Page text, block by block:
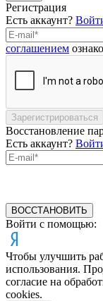
Регистрация
Есть аккаунт?
соглашением
Зарегистрироваться
Восстановление
Есть аккаунт?
ВОССТАНОВИТЬ
Войти с помощью:
Чтобы улучшить
использования.
согласие на
cookies.